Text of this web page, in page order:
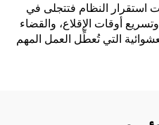
استقرار النظام فتتجلى في
أوقات الإقلاع، والقضاء
التي تُعطِّل العمل المهم